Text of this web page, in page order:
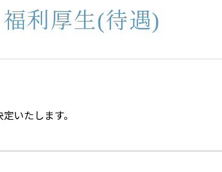
利厚生(待遇)
いたします。